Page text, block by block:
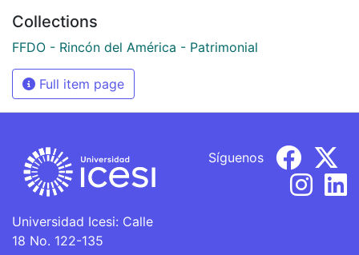
Collections
FFDO - Rincón del América - Patrimonial
Full item page
Universidad Icesi: Calle
18 No. 122-135
Síguenos